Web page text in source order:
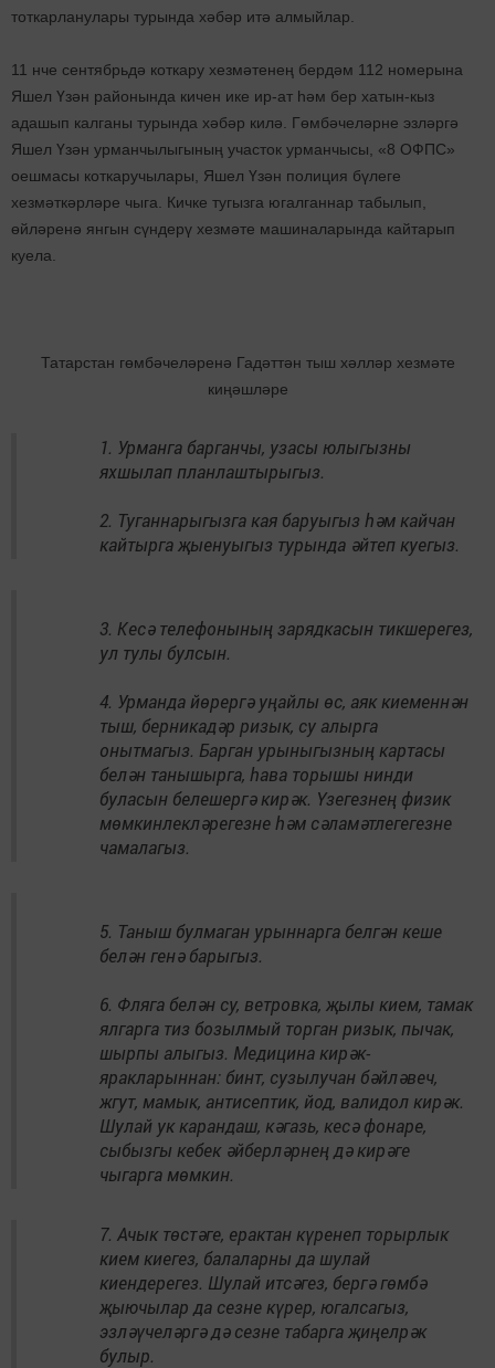
тоткарланулары турында хәбәр итә алмыйлар.
11 нче сентябрьдә коткару хезмәтенең бердәм 112 номерына
Яшел Үзән районында кичен ике ир-ат һәм бер хатын-кыз
адашып калганы турында хәбәр килә. Гөмбәчеләрне эзләргә
Яшел Үзән урманчылыгының участок урманчысы, «8 ОФПС»
оешмасы коткаручылары, Яшел Үзән полиция бүлеге
хезмәткәрләре чыга. Кичке тугызга югалганнар табылып,
өйләренә янгын сүндерү хезмәте машиналарында кайтарып
куела.
Татарстан гөмбәчеләренә Гадәттән тыш хәлләр хезмәте
киңәшләре
1. Урманга барганчы, узасы юлыгызны
яхшылап планлаштырыгыз.
2. Туганнарыгызга кая баруыгыз һәм кайчан
кайтырга җыенуыгыз турында әйтеп куегыз.
3. Кесә телефонының зарядкасын тикшерегез,
ул тулы булсын.
4. Урманда йөрергә уңайлы өс, аяк киеменнән
тыш, берникадәр ризык, су алырга
онытмагыз. Барган урыныгызның картасы
белән танышырга, һава торышы нинди
буласын белешергә кирәк. Үзегезнең физик
мөмкинлекләрегезне һәм сәламәтлегегезне
чамалагыз.
5. Таныш булмаган урыннарга белгән кеше
белән генә барыгыз.
6. Фляга белән су, ветровка, җылы кием, тамак
ялгарга тиз бозылмый торган ризык, пычак,
шырпы алыгыз. Медицина кирәк-
яракларыннан: бинт, сузылучан бәйләвеч,
жгут, мамык, антисептик, йод, валидол кирәк.
Шулай ук карандаш, кәгазь, кесә фонаре,
сыбызгы кебек әйберләрнең дә кирәге
чыгарга мөмкин.
7. Ачык төстәге, ерактан күренеп торырлык
кием киегез, балаларны да шулай
киендерегез. Шулай итсәгез, бергә гөмбә
җыючылар да сезне күрер, югалсагыз,
эзләүчеләргә дә сезне табарга җиңелрәк
булыр.